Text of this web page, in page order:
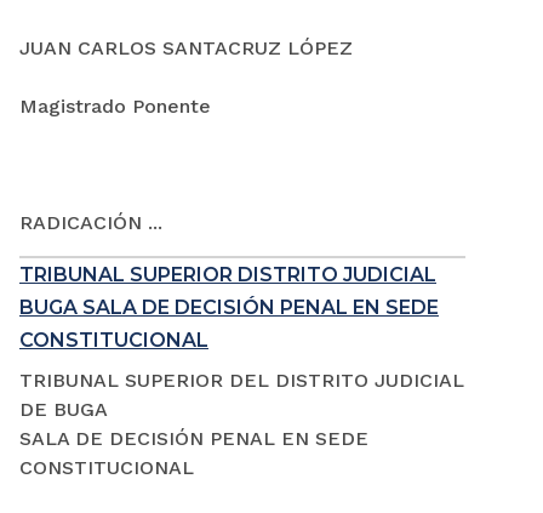
JUAN CARLOS SANTACRUZ LÓPEZ
Magistrado Ponente
RADICACIÓN ...
TRIBUNAL SUPERIOR DISTRITO JUDICIAL
BUGA SALA DE DECISIÓN PENAL EN SEDE
CONSTITUCIONAL
TRIBUNAL SUPERIOR DEL DISTRITO JUDICIAL
DE BUGA
SALA DE DECISIÓN PENAL EN SEDE
CONSTITUCIONAL